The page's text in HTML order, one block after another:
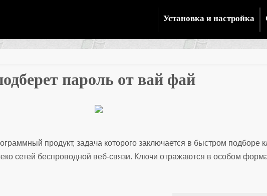
Установка и настройка
пароль от вай фай
продукт, задача которого заключается в быстром подборе
сетей беспроводной веб-связи. Ключи отражаются в особом